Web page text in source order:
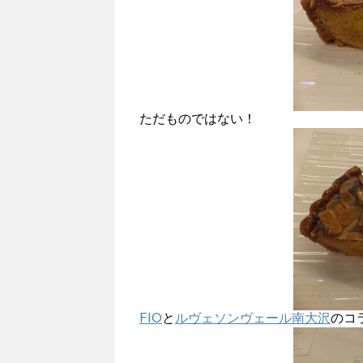
ただものではない！
FIOと ルヴェソンヴェール南大沢のコ